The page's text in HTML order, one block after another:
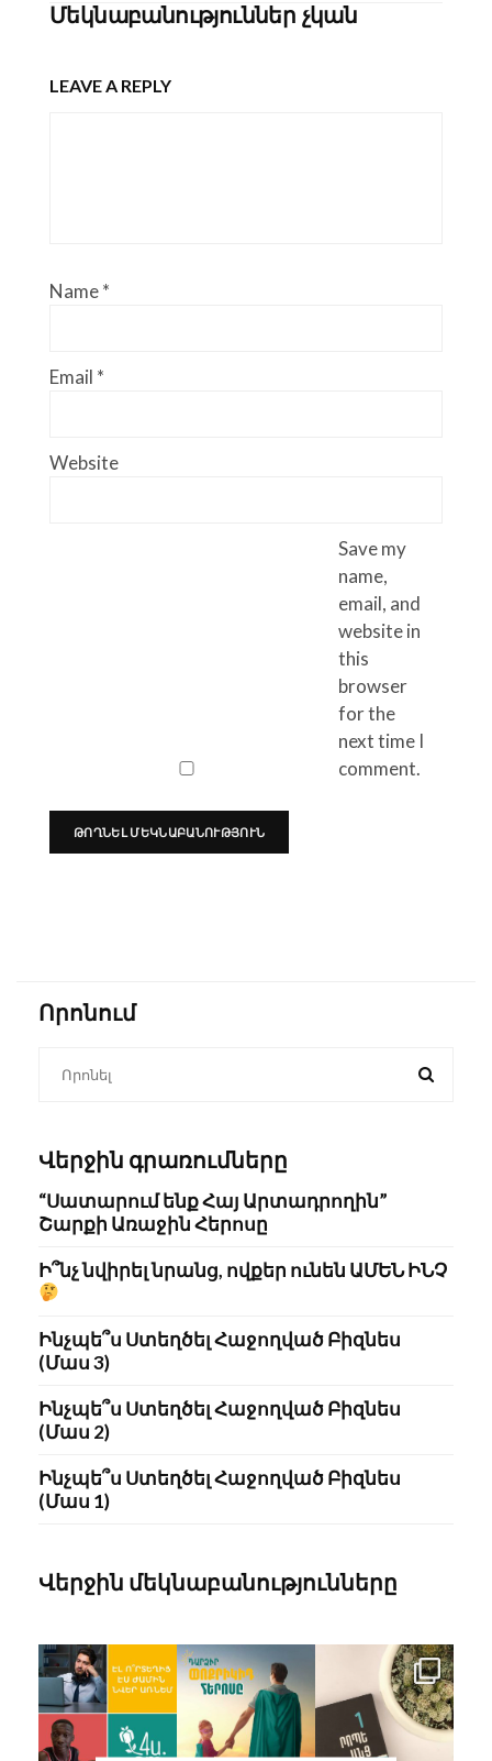
Մեկնաբանություններ չկան
LEAVE A REPLY
Name*
Email *
Website
Save my
name,
email, and
website in
this
browser
for the
next time I
comment.
Որոնում
Վերջին գրառումները
“Սատարում ենք Հայ Արտադրողին”
Շարքի Առաջին Հերոսը
Ի՞նչ նվիրել նրանց, ովքեր ունեն ԱՄԵՆ ԻՆՉ
Ինչպե՞ս Ստեղծել Հաջողված Բիզնես
(Մաս 3)
Ինչպե՞ս Ստեղծել Հաջողված Բիզնես
(Մաս 2)
Ինչպե՞ս Ստեղծել Հաջողված Բիզնես
(Մաս 1)
Վերջին մեկնաբանությունները